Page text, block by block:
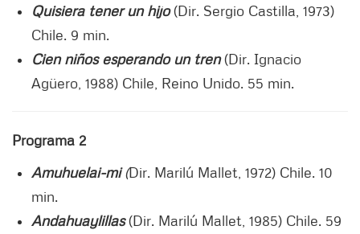
Quisiera tener un hijo(Dir. Sergio Castilla, 1973)
Chile. 9 min.
Cien niños esperando un tren(Dir. Ignacio
Agüero, 1988) Chile, Reino Unido. 55 min.
Programa 2
Amuhuelai-mi(Dir. Marilú Mallet, 1972) Chile. 10
min.
Andahuaylillas (Dir. Marilú Mallet, 1985) Chile. 59